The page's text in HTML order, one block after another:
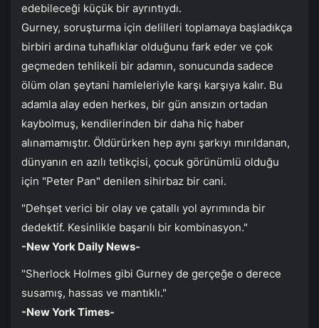
edebileceği küçük bir ayrıntıydı.
Gurney, soruşturma için delilleri toplamaya başladıkça
birbiri ardına tuhaflıklar olduğunu fark eder ve çok
geçmeden tehlikeli bir adamın, sonucunda sadece
ölüm olan şeytani hamleleriyle karşı karşıya kalır. Bu
adamla alay eden herkes, bir gün ansızın ortadan
kaybolmuş, kendilerinden bir daha hiç haber
alınamamıştır. Öldürürken hep aynı şarkıyı mırıldanan,
dünyanın en azılı tetikçisi, çocuk görünümlü olduğu
için "Peter Pan" denilen sihirbaz bir cani.
"Dehşet verici bir olay ve çatallı yol ayrımında bir
dedektif. Kesinlikle başarılı bir kombinasyon."
-New York Daily News-
"Sherlock Holmes gibi Gurney de gerçeğe o derece
susamış, hassas ve mantıklı."
-New York Times-